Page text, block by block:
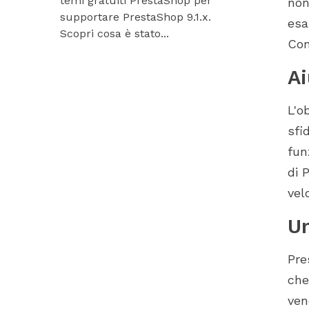
supportare PrestaShop 9.1.x.
Scopri cosa è stato...
nostri
di